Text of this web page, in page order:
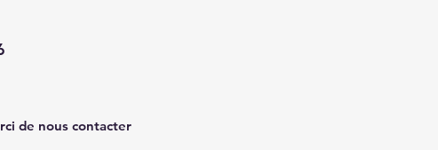
de nous contacter